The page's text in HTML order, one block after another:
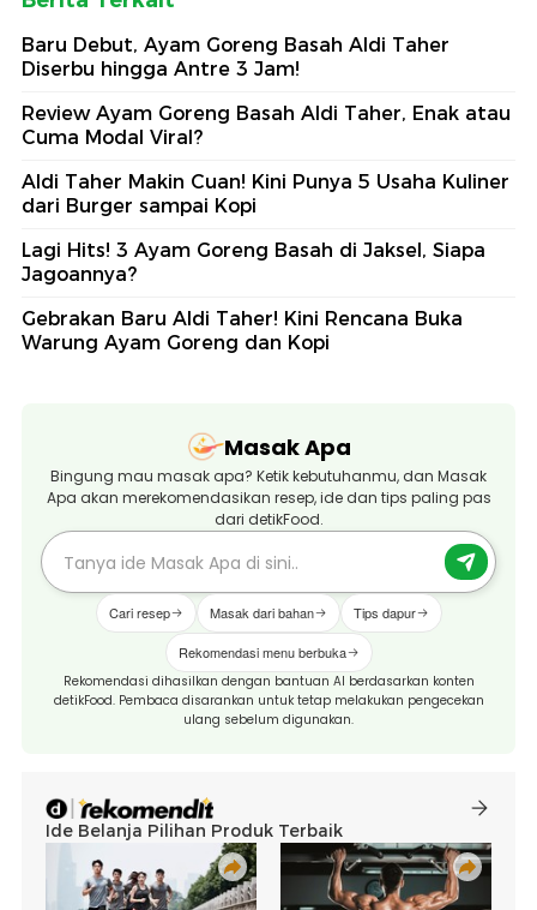
Baru Debut, Ayam Goreng Basah Aldi Taher
Diserbu hingga Antre 3 Jam!
Review Ayam Goreng Basah Aldi Taher, Enak atau
Cuma Modal Viral?
Aldi Taher Makin Cuan! Kini Punya 5 Usaha Kuliner
dari Burger sampai Kopi
Lagi Hits! 3 Ayam Goreng Basah di Jaksel, Siapa
Jagoannya?
Gebrakan Baru Aldi Taher! Kini Rencana Buka
Warung Ayam Goreng dan Kopi
Masak Apa
Bingung mau masak apa? Ketik kebutuhanmu, dan Masak
Apa akan merekomendasikan resep, ide dan tips paling pas
dari detikFood.
Cari resep Masak dari bahan Tips dapur
Rekomendasi menu berbuka
Rekomendasi dihasilkan dengan bantuan AI berdasarkan konten
detikFood. Pembaca disarankan untuk tetap melakukan pengecekan
ulang sebelum digunakan.